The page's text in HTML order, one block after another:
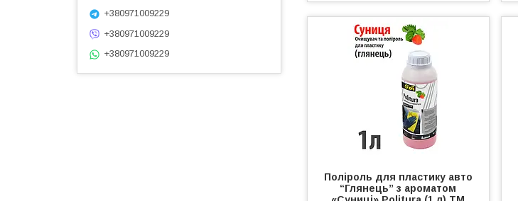
Поліроль для пластику авто
“Глянець” з ароматом
+380971009229
+380971009229
+380971009229